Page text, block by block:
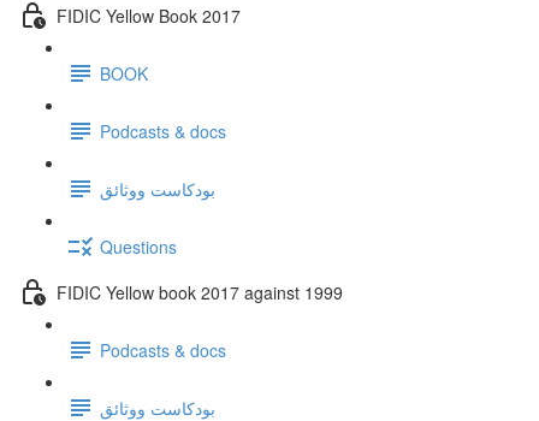
FIDIC Yellow Book 2017
BOOK
Podcasts & docs
بودكاست ووثائق
Questions
FIDIC Yellow book 2017 against 1999
Podcasts & docs
بودكاست ووثائق